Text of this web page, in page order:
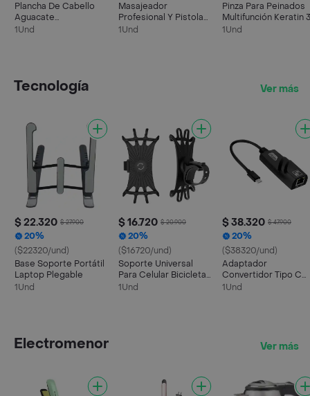
Plancha De Cabello
Aguacate
Remingnnton Replica
1Und
Masajeador
Profesional Y Pistola
De Masaje
1Und
Pinza Para Peinados
Multifunción Keratin
Power
1Und
Tecnología Ver más
$ 22.320 $ 27.900
20%
($22320/und)
Base Soporte Portátil
Laptop Plegable
1Und
$ 16.720 $ 20.900
20%
($16720/und)
Soporte Universal
Para Celular Bicicleta
Moto Porta Celular
1Und
$ 38.320 $ 47.900
20%
($38320/und)
Adaptador
Convertidor Tipo C
Ethernet 10/100/
1Und
Electromenor Ver más